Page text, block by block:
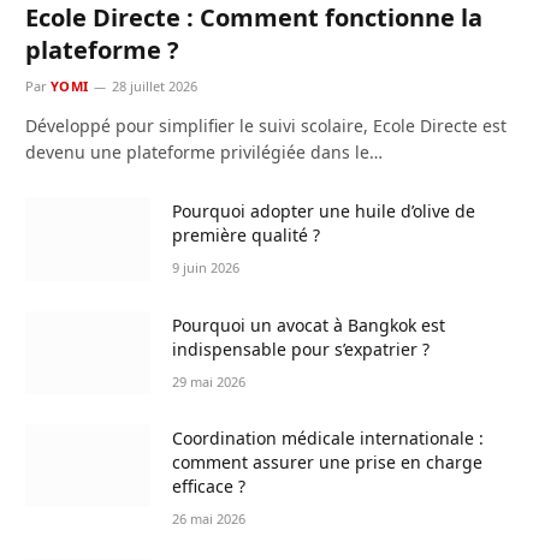
Ecole Directe : Comment fonctionne la
plateforme ?
Par YOMI 28 juillet 2026
Développé pour simplifier le suivi scolaire, Ecole Directe est
devenu une plateforme privilégiée dans le…
Pourquoi adopter une huile d’olive de
première qualité ?
9 juin 2026
Pourquoi un avocat à Bangkok est
indispensable pour s’expatrier ?
29 mai 2026
Coordination médicale internationale :
comment assurer une prise en charge
efficace ?
26 mai 2026